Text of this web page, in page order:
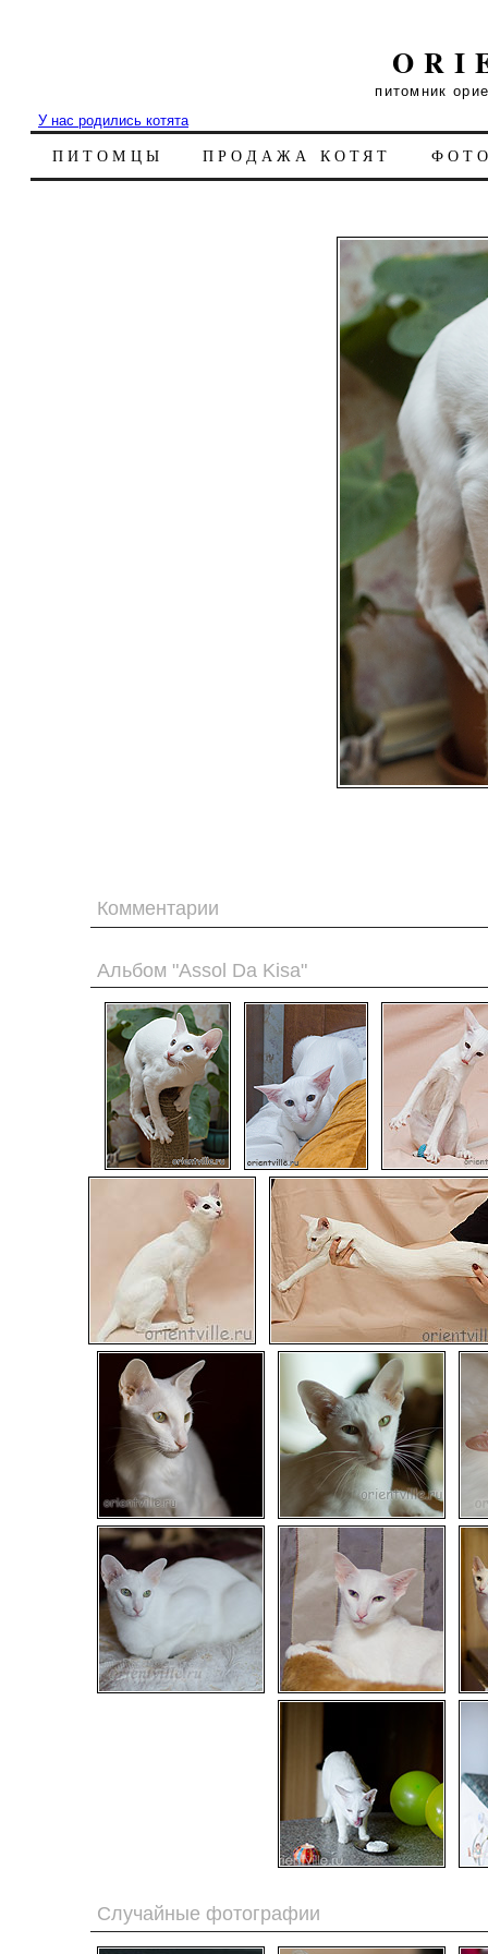
питомник
У нас родились котята
ПИТОМЦЫ ПРОДАЖА КОТЯТ
Комментарии
Альбом "Assol Da Kisa"
Случайные фотографии